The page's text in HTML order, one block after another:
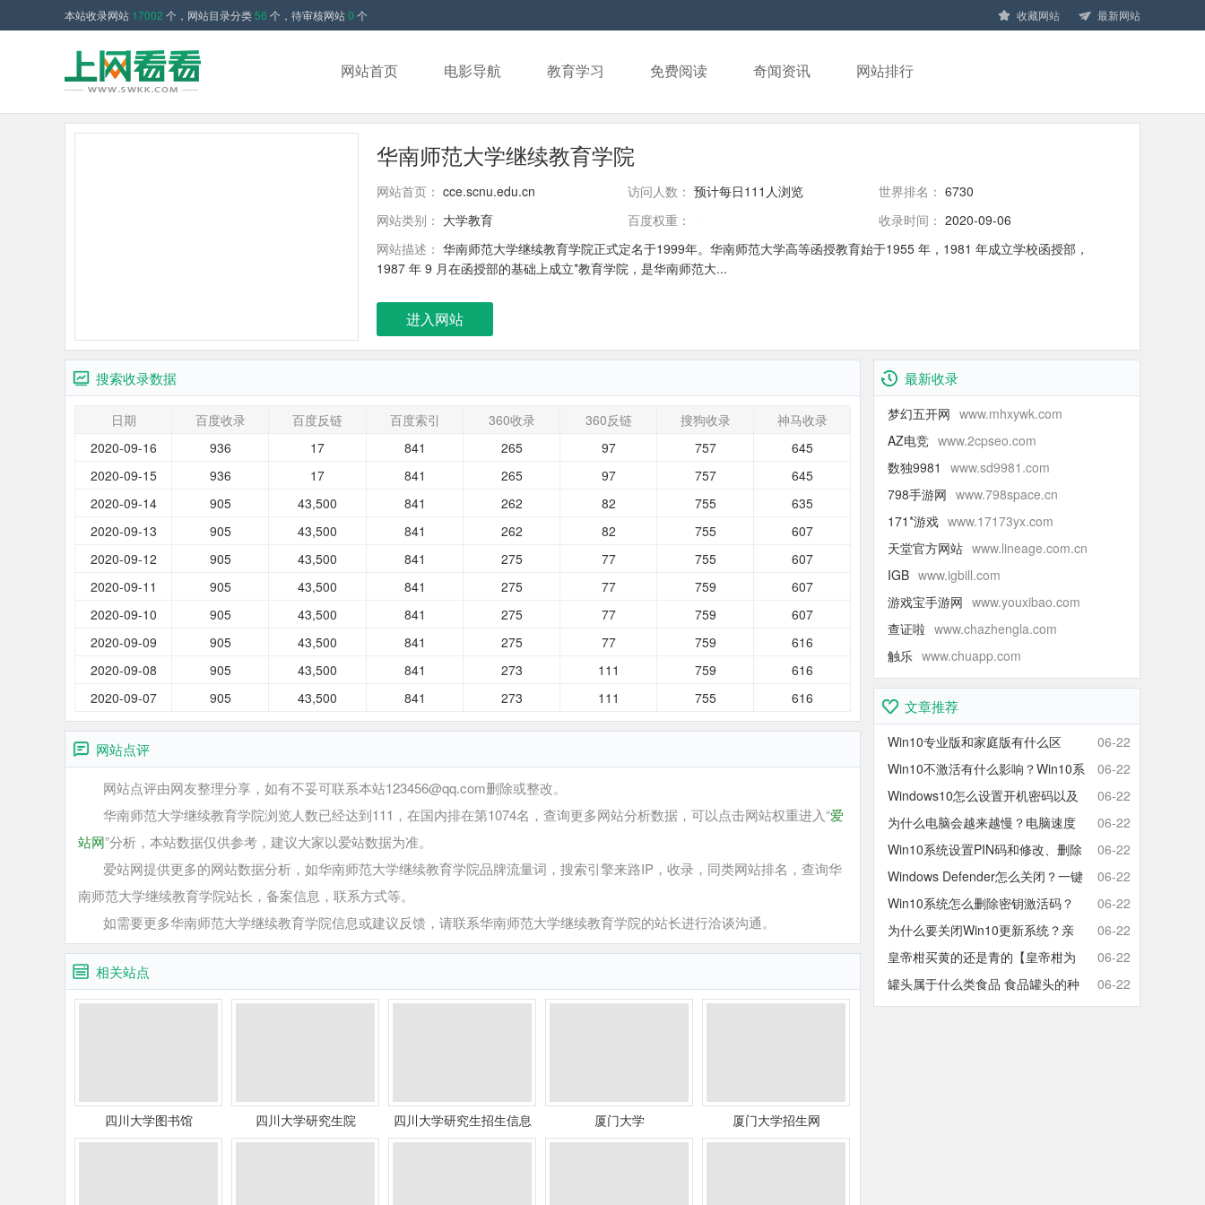
本站收录网站 17002 个，网站目录分类56 个，待审核网站0 个 收藏网站 最新网站
网站首页 电影导航 教育学习 免费阅读 奇闻资讯 网站排行
华南师范大学继续教育学院
网站首页： cce.scnu.edu.cn 访问人数： 预计每日111人浏览 世界排名： 6730
网站类别： 大学教育 百度权重： 收录时间： 2020-09-06
网站描述： 华南师范大学继续教育学院正式定名于1999年。华南师范大学高等函授教育始于1955 年，1981 年成立学校函授部，
1987 年 9 月在函授部的基础上成立*教育学院，是华南师范大...
进入网站
搜索收录数据
日期 百度收录 百度反链 百度索引 360收录 360反链 搜狗收录
神马收录
2020-09-16
936 17 841 265 97 757
645
2020-09-15
936 17 841 265 97 757
645
2020-09-14
905 43,500 841 262 82 755
635
2020-09-13
905 43,500 841 262 82 755
607
2020-09-12
905 43,500 841 275 77 755
607
2020-09-11
905 43,500 841 275 77 759
607
2020-09-10
905 43,500 841 275 77 759
607
2020-09-09
905 43,500 841 275 77 759
616
2020-09-08
905 43,500 841 273 111 759
616
2020-09-07
905 43,500 841 273 111 755 616
网站点评
网站点评由网友整理分享，如有不妥可联系本站123456@qq.com删除或整改。
华南师范大学继续教育学院浏览人数已经达到111，在国内排在第1074名，查询更多网站分析数据，可以点击网站权重进入“爱
站网”分析，本站数据仅供参考，建议大家以爱站数据为准。
爱站网提供更多的网站数据分析，如华南师范大学继续教育学院品牌流量词，搜索引擎来路IP，收录，同类网站排名，查询华
南师范大学继续教育学院站长，备案信息，联系方式等。
如需要更多华南师范大学继续教育学院信息或建议反馈，请联系华南师范大学继续教育学院的站长进行洽谈沟通。
相关站点
四川大学图书馆 四川大学研究生院
四川大学研究生招生信息
网
厦门大学 厦门大学招生网
最新收录
梦幻五开网 www.mhxywk.com
AZ电竞 www.2cpseo.com
数独9981
www.sd9981.com
798手游网 www.798space.cn
171*游戏 www.17173yx.com
天堂官方网站 www.lineage.com.cn
IGB www.igbill.com
游戏宝手游网 www.youxibao.com
查证啦 www.chazhengla.com
触乐 www.chuapp.com
文章推荐
Win10专业版和家庭版有什么区
别？Win10家庭版和专业版区别对
比
06-22
Win10不激活有什么影响？Win10系
统不激活可以使用吗？会卡吗？
06-22
Windows10怎么设置开机密码以及
取消开机密码的方法
06-22
为什么电脑会越来越慢？电脑速度
慢的原因分析及终极解决方法
06-22
Win10系统设置PIN码和修改、删除
取消PIN码的方法
06-22
Windows Defender怎么关闭？一键
彻底关闭Windows Defender方法
06-22
Win10系统怎么删除密钥激活码？
Win10卸载激活密钥的操作方法
06-22
为什么要关闭Win10更新系统？亲
测有效的Win10关闭自动更新方法
06-22
皇帝柑买黄的还是青的【皇帝柑为
什么青的还那么甜】
06-22
罐头属于什么类食品 食品罐头的种
类有哪些
06-22